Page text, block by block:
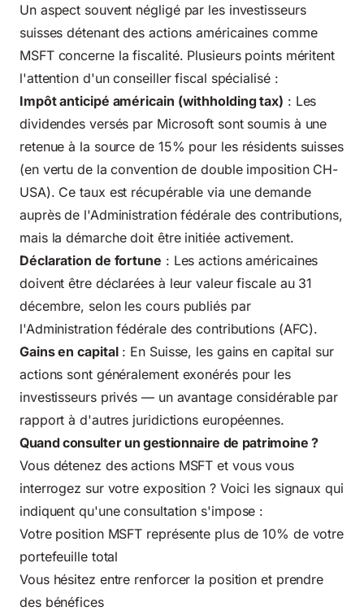
Un aspect souvent négligé par les investisseurs
suisses détenant des actions américaines comme
MSFT concerne la fiscalité. Plusieurs points méritent
l'attention d'un conseiller fiscal spécialisé :
Impôt anticipé américain (withholding tax) : Les
dividendes versés par Microsoft sont soumis à une
retenue à la source de 15% pour les résidents suisses
(en vertu de la convention de double imposition CH-
USA). Ce taux est récupérable via une demande
auprès de l'Administration fédérale des contributions,
mais la démarche doit être initiée activement.
Déclaration de fortune : Les actions américaines
doivent être déclarées à leur valeur fiscale au 31
décembre, selon les cours publiés par
l'Administration fédérale des contributions (AFC).
Gains en capital: En Suisse, les gains en capital sur
actions sont généralement exonérés pour les
investisseurs privés — un avantage considérable par
rapport à d'autres juridictions européennes.
Quand consulter un gestionnaire de patrimoine ?
Vous détenez des actions MSFT et vous vous
interrogez sur votre exposition ? Voici les signaux qui
indiquent qu'une consultation s'impose :
Votre position MSFT représente plus de 10% de votre
portefeuille total
Vous hésitez entre renforcer la position et prendre
des bénéfices